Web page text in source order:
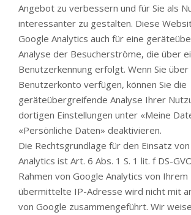
Angebot zu verbessern und für Sie als
interessanter zu gestalten. Diese
Google Analytics auch für eine
Analyse der Besucherströme, die über
Benutzerkennung erfolgt. Wenn Sie
Benutzerkonto verfügen, können Sie die
geräteübergreifende Analyse Ihrer
dortigen Einstellungen unter «Meine
«Persönliche Daten» deaktivieren.
Die Rechtsgrundlage für den Einsatz
Analytics ist Art. 6 Abs. 1 S. 1 lit. f DS-
Rahmen von Google Analytics von
übermittelte IP-Adresse wird nicht mit
von Google zusammengeführt. Wir